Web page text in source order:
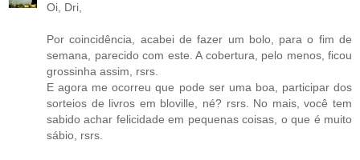
Oi, Dri,
Por coincidência, acabei de fazer um bolo, para o fim de
semana, parecido com este. A cobertura, pelo menos, ficou
grossinha assim, rsrs.
E agora me ocorreu que pode ser uma boa, participar dos
sorteios de livros em bloville, né? rsrs. No mais, você tem
sabido achar felicidade em pequenas coisas, o que é muito
sábio, rsrs.